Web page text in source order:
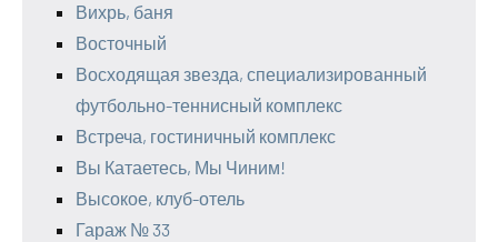
Вихрь, баня
Восточный
Восходящая звезда, специализированный
футбольно-теннисный комплекс
Встреча, гостиничный комплекс
Вы Катаетесь, Мы Чиним!
Высокое, клуб-отель
Гараж № 33